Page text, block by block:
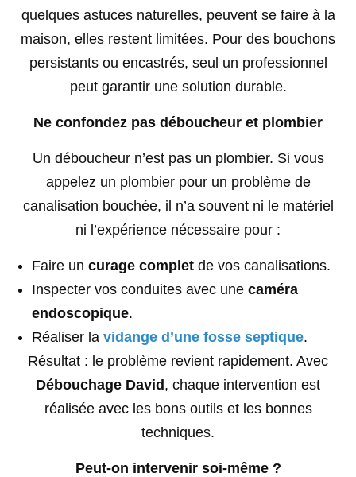
quelques astuces naturelles, peuvent se faire à la
maison, elles restent limitées. Pour des bouchons
persistants ou encastrés, seul un professionnel
peut garantir une solution durable.
Ne confondez pas déboucheur et plombier
Un déboucheur n’est pas un plombier. Si vous
appelez un plombier pour un problème de
canalisation bouchée, il n’a souvent ni le matériel
ni l’expérience nécessaire pour :
Faire un curage complet de vos canalisations.
Inspecter vos conduites avec une caméra
endoscopique.
Réaliser la vidange d’une fosse septique.
Résultat : le problème revient rapidement. Avec
Débouchage David, chaque intervention est
réalisée avec les bons outils et les bonnes
techniques.
Peut-on intervenir soi-même ?